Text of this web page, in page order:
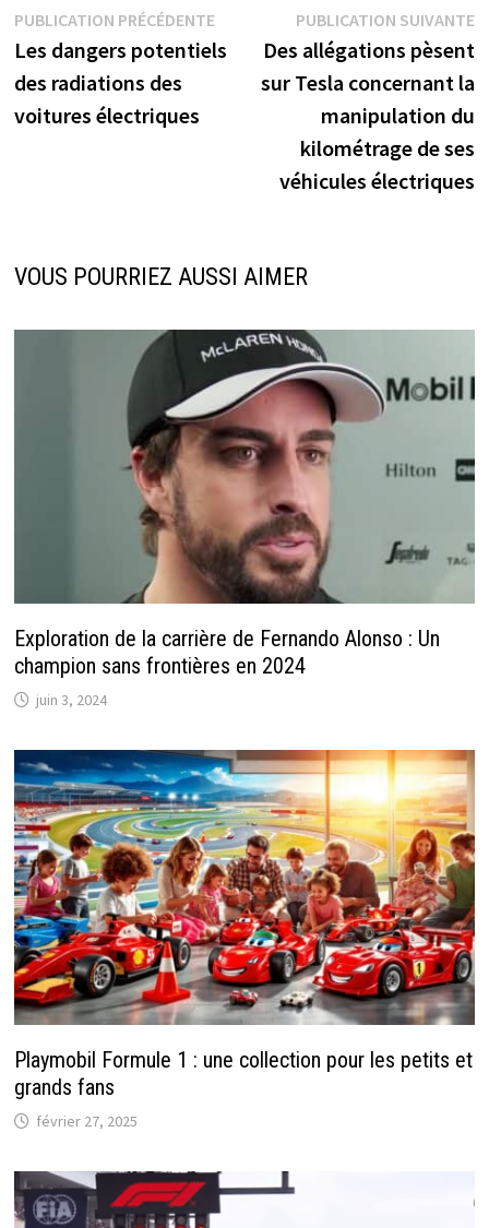
Navigation
de
l’article
PUBLICATION PRÉCÉDENTEPublication
précédente :
Les dangers potentiels
des radiations des
voitures électriques
PUBLICATION SUIVANTE
Des allégations pèsent
sur Tesla concernant la
manipulation du
kilométrage de ses
véhicules électriques
VOUS POURRIEZ AUSSI AIMER
Exploration de la carrière de Fernando Alonso : Un
champion sans frontières en 2024
juin 3, 2024
Playmobil Formule 1 : une collection pour les petits et
grands fans
février 27, 2025